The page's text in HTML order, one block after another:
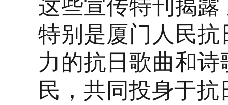
特别是厦门人民
力的抗日歌曲和
民，共同投身于